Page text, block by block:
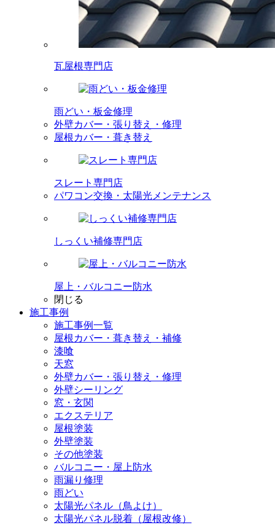
瓦屋根専門店
雨どい・板金修理
外壁カバー・張り替え・修理
屋根カバー・葺き替え
スレート専門店
パワコン交換・太陽光メンテナンス
しっくい補修専門店
屋上・バルコニー防水
閉じる
施工事例
施工事例一覧
屋根カバー・葺き替え・補修
漆喰
天窓
外壁カバー・張り替え・修理
外壁シーリング
窓・玄関
エクステリア
屋根塗装
外壁塗装
その他塗装
バルコニー・屋上防水
雨漏り修理
雨どい
太陽光パネル（鳥よけ）
太陽光パネル脱着（屋根改修）